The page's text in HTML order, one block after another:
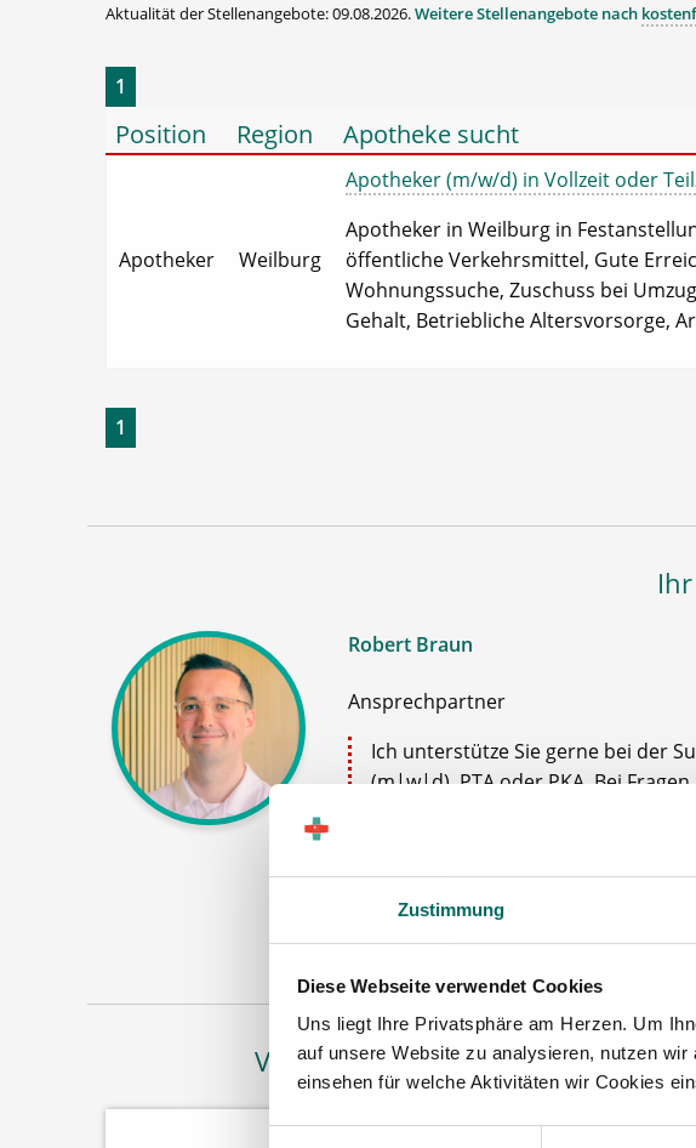
Zustimmung
Diese Webseite verwendet Cookies
Uns liegt Ihre Privatsphäre am Herzen. Um
auf unsere Website zu analysieren, nutzen
einsehen für welche Aktivitäten wir Cookies
Aktualität der Stellenangebote: 09.08.2026.Weitere Stellenangebote nach
1
Position Region Apotheke sucht
Apotheker Weilburg
Apotheker (m/w/d) in Vollzeit oder
Apotheker in Weilburg in
öffentliche Verkehrsmittel, Gute
Wohnungssuche, Zuschuss bei
Gehalt, Betriebliche Altersvorsorge,
1
Robert Braun
Ansprechpartner
Ich unterstütze Sie gerne bei der
(m|w|d), PTA oder PKA. Bei
Jetzt zur
Vertreten in